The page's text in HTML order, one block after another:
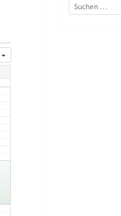
Suchen
nach: